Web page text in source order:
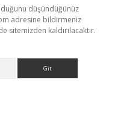
düşündüğünüz
adresine bildirmeniz
sitemizden kaldırılacaktır.